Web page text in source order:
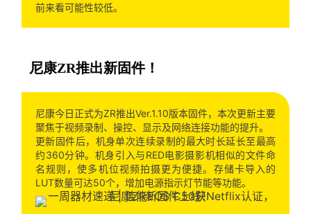
前来看可能性较低。
尼康ZR推出新固件！
尼康今日正式为ZR推出Ver.1.10版本固件，本次更新主要
聚焦于视频录制、操控、显示及网络连接功能的提升。
更新固件后，机身单次连续录制的最大时长延长至最高
约360分钟。机身引入与RED电影摄影机相似的文件命
名规则，使多机位视频拍摄更为便捷。存储卡导入的
LUT数量可达50个，增加电源指示灯节能等功能。